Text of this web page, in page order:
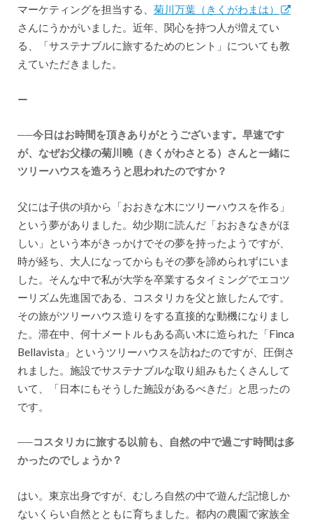
マーケティングを担当する、 菊川万葉（きくがわまは）
さんにうかがいました。近年、関心を持つ人が増えてい
る、「サステナブルに旅するためのヒント」についても教
えていただきました。
ー
──今日はお時間を頂きありがとうございます。早速です
が、なぜお父様の菊川曉（きくがわさとる）さんと一緒に
ツリーハウスを造ろうと思われたのですか？
父には子供の頃から「おおきな木にツリーハウスを作る」
という夢がありました。幼少期に読んだ「おおきなきがほ
しい」という本がきっかけでその夢を持ったようですが、
時が経ち、大人になってからもその夢を諦められずにいま
した。そんな中で私が大学を卒業するタイミングでエコツ
ーリズム先進国である、コスタリカを父と旅したんです。
その旅がツリーハウス造りをする直接的な動機になりまし
た。滞在中、何十メートルもある高い木に造られた「Finca
Bellavista」というツリーハウスを訪ねたのですが、圧倒さ
れました。施設でサステナブルな取り組みもたくさんして
いて、「日本にもそうした施設があるべきだ」と思ったの
です。
──コスタリカに旅する以前も、自然の中で過ごす時間は多
かったのでしょうか？
はい。東京出身ですが、むしろ自然の中で遊んだ記憶しか
ないくらい自然とともに育ちました。都内の農園で家族全